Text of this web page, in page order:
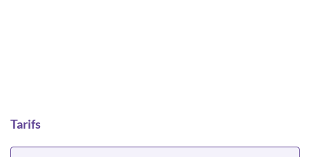
Tarifs